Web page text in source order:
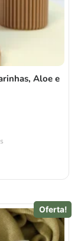
Aloe e
Oferta!